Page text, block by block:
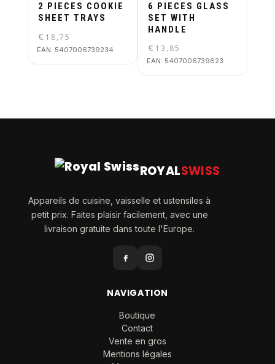
2 PIECES COOKIE
SHEET TRAYS
€ 18,75
EAN: 5407006739234
6 PIECES GLASS
SET WITH
HANDLE
€ 13,85
EAN: 5407006739623
ROYALSWISS
Appareils de cuisine, vaisselle et ustensiles à
petit prix. Faites plaisir facilement, avec une
livraison gratuite dans toute l'Europe.
NAVIGATION
Boutique
Contact
Vente en gros
Mentions légales